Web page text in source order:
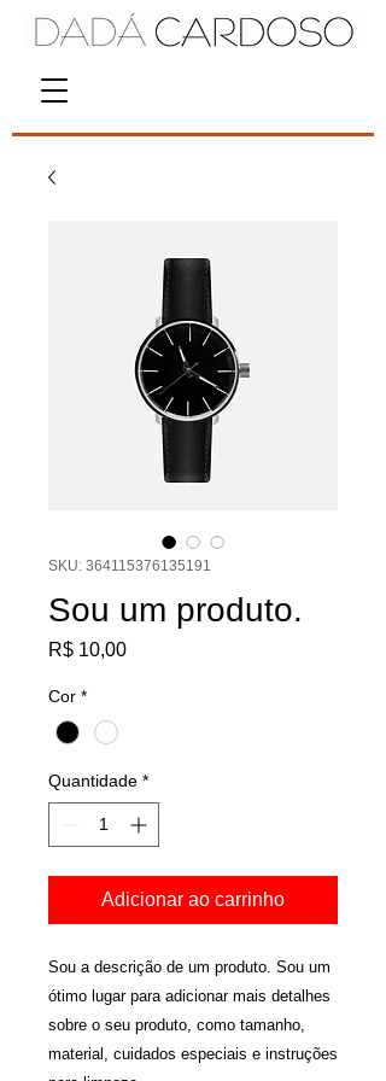
SKU: 364115376135191
Sou um produto.
R$ 10,00Preço
Cor *
Quantidade *
Adicionar ao carrinho
Sou a descrição de um produto. Sou um
ótimo lugar para adicionar mais detalhes
sobre o seu produto, como tamanho,
material, cuidados especiais e instruções